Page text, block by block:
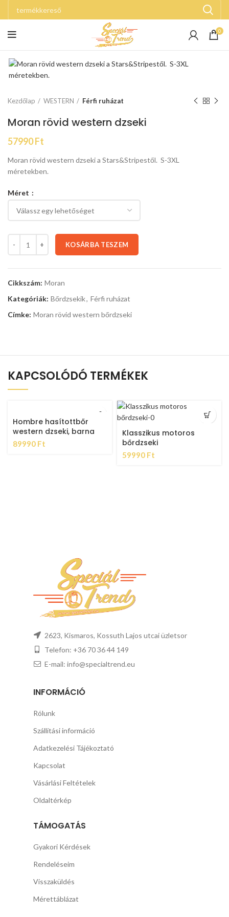
0
Kezdőlap WESTERN Férfi ruházat
Moran rövid western dzseki
57990Ft
Moran rövid western dzseki a Stars&Stripestől. S-3XL
méretekben.
Méret
KOSÁRBA TESZEM
Cikkszám: Moran
Kategóriák: Bőrdzsekik, Férfi ruházat
Címke: Moran rövid western bőrdzseki
KAPCSOLÓDÓ TERMÉKEK
Hombre hasítottbőr
western dzseki, barna
89990 Ft
Klasszikus motoros
bőrdzseki
59990 Ft
2623, Kismaros, Kossuth Lajos utcai üzletsor
Telefon: +36 70 36 44 149
E-mail: info@specialtrend.eu
INFORMÁCIÓ
Rólunk
Szállítási információ
Adatkezelési Tájékoztató
Kapcsolat
Vásárlási Feltételek
Oldaltérkép
TÁMOGATÁS
Gyakori Kérdések
Rendeléseim
Visszaküldés
Mérettáblázat